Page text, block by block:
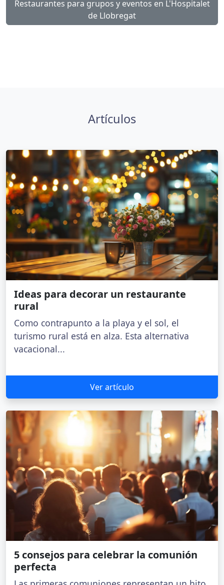
Restaurantes para grupos y eventos en L'Hospitalet
de Llobregat
Artículos
Ideas para decorar un restaurante
rural
Como contrapunto a la playa y el sol, el
turismo rural está en alza. Esta alternativa
vacacional...
Ver artículo
5 consejos para celebrar la comunión
perfecta